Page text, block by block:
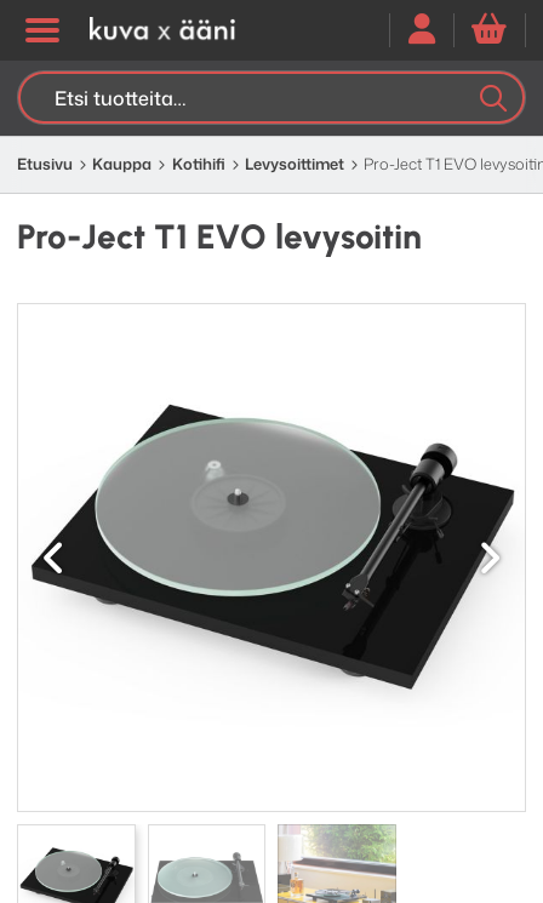
Etsi:
Etusivu Kauppa Kotihifi Levysoittimet Pro-Ject T1 EVO
Pro-Ject T1 EVO levysoitin
Edellinen